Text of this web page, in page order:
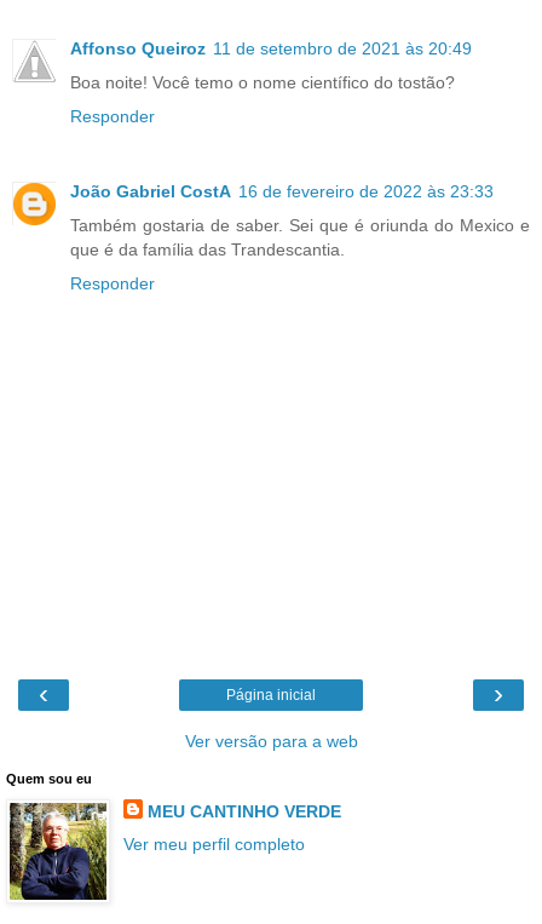
Affonso Queiroz 11 de setembro de 2021 às 20:49
Boa noite! Você temo o nome científico do tostão?
Responder
João Gabriel CostA 16 de fevereiro de 2022 às 23:33
Também gostaria de saber. Sei que é oriunda do Mexico e
que é da família das Trandescantia.
Responder
‹ ›
Página inicial
Ver versão para a web
Quem sou eu
MEU CANTINHO VERDE
Ver meu perfil completo